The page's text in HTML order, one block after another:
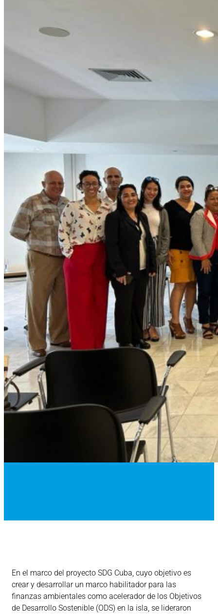
En el marco del proyecto SDG Cuba, cuyo objetivo es
crear y desarrollar un marco habilitador para las
finanzas ambientales como acelerador de los Objetivos
de Desarrollo Sostenible (ODS) en la isla, se lideraron